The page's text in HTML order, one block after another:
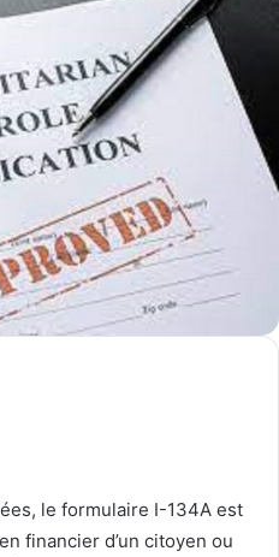
le formulaire I-134A est
financier d’un citoyen ou